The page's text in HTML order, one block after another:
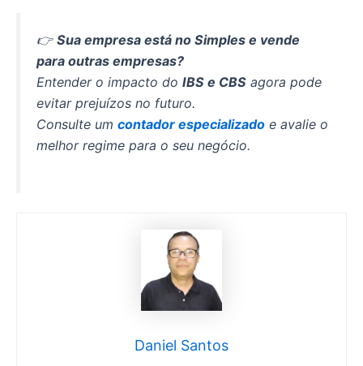
👉 Sua empresa está no Simples e vende
para outras empresas?
Entender o impacto do IBS e CBS agora pode
evitar prejuízos no futuro.
Consulte um contador especializado e avalie o
melhor regime para o seu negócio.
Daniel Santos